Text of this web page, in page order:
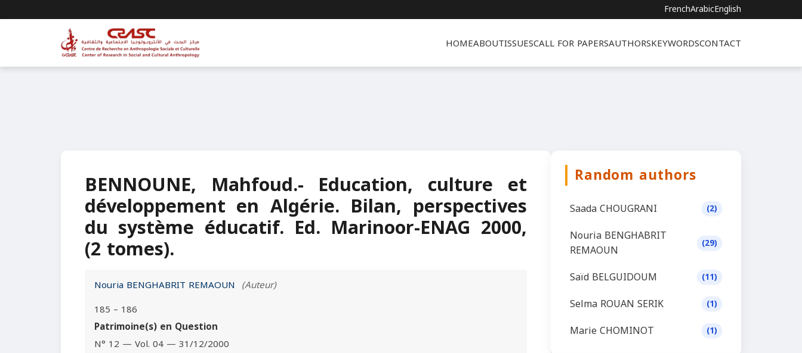
FrenchArabicEnglish
HOMEABOUTISSUESCALL FOR PAPERSAUTHORSKEYWORDSCONTACT
BENNOUNE, Mahfoud.- Education, culture et
développement en Algérie. Bilan, perspectives
du système éducatif. Ed. Marinoor-ENAG 2000,
(2 tomes).
Nouria BENGHABRIT REMAOUN (Auteur)
185 – 186
Patrimoine(s) en Question
N° 12 — Vol. 04 — 31/12/2000
Random authors
Saada CHOUGRANI (2)
Nouria BENGHABRIT
REMAOUN
(29)
Saïd BELGUIDOUM (11)
Selma ROUAN SERIK (1)
Marie CHOMINOT (1)